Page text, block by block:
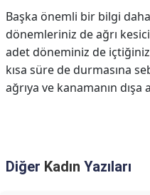
Başka önemli bir bilgi
dönemleriniz de ağrı
adet döneminiz de içtiğiniz
kısa süre de durmasına
ağrıya ve kanamanın dışa
Diğer Kadın Yazıları